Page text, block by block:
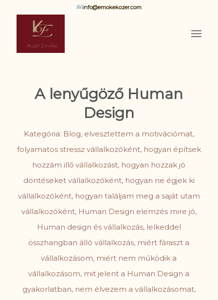
info@emokekozer.com
A lenyűgöző Human
Design
Kategória: Blog, elvesztettem a motivációmat,
folyamatos stressz vállalkozóként, hogyan építsek
hozzám illő vállalkozást, hogyan hozzak jó
döntéseket vállalkozóként, hogyan ne égjek ki
vállalkozóként, hogyan találjam meg a saját utam
vállalkozóként, Human Design elemzés mire jó,
Human design és vállalkozás, lelkeddel
összhangban álló vállalkozás, miért fáraszt a
vállalkozásom, miért nem működik a
vállalkozásom, mit jelent a Human Design a
gyakorlatban, nem élvezem a vállalkozásomat,